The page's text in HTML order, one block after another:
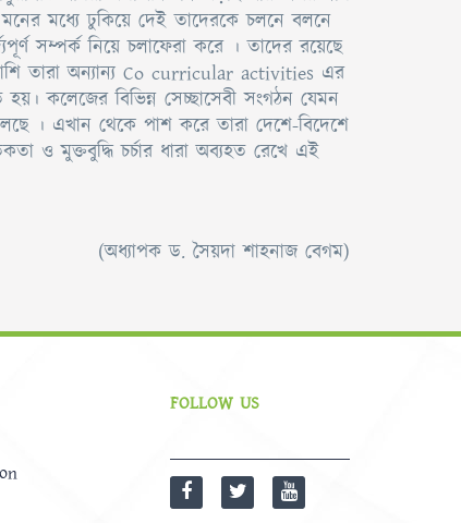
মধ্যে ঢুকিয়ে দেই তাদেরকে চলনে বলনে
সম্পর্ক নিয়ে চলাফেরা করে । তাদের রয়েছে
তারা অন্যান্য Co curricular activities এর
কলেজের বিভিন্ন সেচ্ছাসেবী সংগঠন যেমন
। এখান থেকে পাশ করে তারা দেশে-বিদেশে
ও মুক্তবুদ্ধি চর্চার ধারা অব্যহত রেখে এই
(অধ্যাপক ড. সৈয়দা শাহনাজ বেগম)
FOLLOW US